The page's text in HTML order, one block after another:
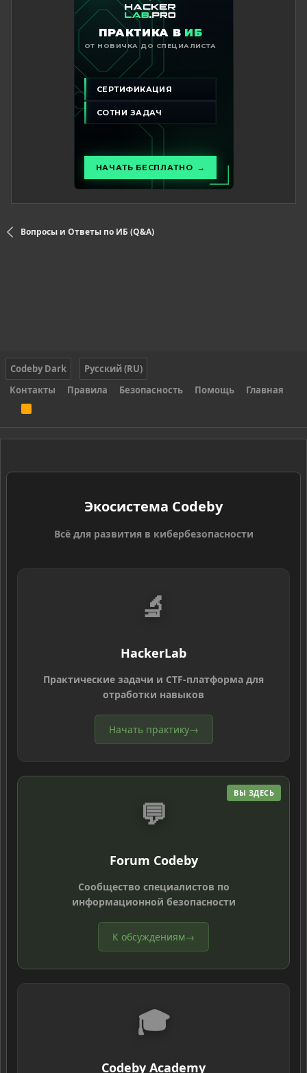
Вопросы и Ответы по ИБ (Q&A)
Codeby Dark
Русский (RU)
Контакты
Правила Безопасность Помощь Главная
S
Экосистема Codeby
Всё для развития в кибербезопасности
🔬
HackerLab
Практические задачи и CTF-платформа для
отработки навыков
Начать практику→
ВЫ ЗДЕСЬ
💬
Forum Codeby
Сообщество специалистов по
информационной безопасности
К обсуждениям→
🎓
Codeby Academy